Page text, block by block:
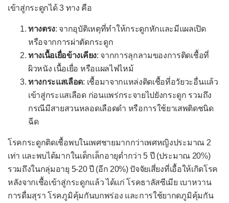
ไข้สมองอักเสบ
โรคหวัด
คออักเสบจากไวรัส
คางทูม
ชิคุนกุนยา
โปลิโอ
เยื่อหุ้มปอดอักเสบจากไวรัส
เยื่อหุ้มสมองอักเสบจากไวรัส
ลำไส้อักเสบจากโรต้าไวรัส
เข้าสู่กระดูกได้ 3 ทาง คือ
ทางตรง: จากอุบัติเหตุที่ทำให้กระดูกหักและมีแผลเปิด
หรือจากการผ่าตัดกระดูก
ทางเนื้อเยื่อข้างเคียง: จากการลุกลามของการติดเชื้อที่
ผิวหนัง เนื้อเยื่อ หรือแผลไฟไหม้
ทางกระแสเลือด: เชื้อมาจากแหล่งติดเชื้อที่อวัยวะอื่นแล้ว
เข้าสู่กระแสเลือด ก่อนแพร่กระจายไปยังกระดูก รวมถึง
กรณีมีสายสวนหลอดเลือดดำ หรือการใช้ยาเสพติดชนิด
ฉีด
โรคกระดูกติดเชื้อพบในเพศชายมากกว่าเพศหญิงประมาณ 2
เท่า และพบได้มากในเด็กเล็กอายุต่ำกว่า 5 ปี (ประมาณ 20%)
รวมถึงในกลุ่มอายุ 5-20 ปี (อีก 20%) ปัจจัยเสี่ยงที่เอื้อให้เกิดโรค
หลังจากเชื้อเข้าสู่กระดูกแล้ว ได้แก่ โรคธาลัสซีเมีย เบาหวาน
การดื่มสุรา โรคภูมิคุ้มกันบกพร่อง และการใช้ยากดภูมิคุ้มกัน